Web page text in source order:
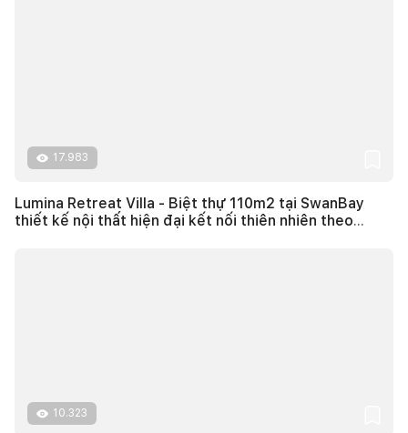
17.983
Lumina Retreat Villa - Biệt thự 110m2 tại SwanBay
thiết kế nội thất hiện đại kết nối thiên nhiên theo
10.323